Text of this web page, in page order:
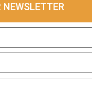
NEWSLETTER